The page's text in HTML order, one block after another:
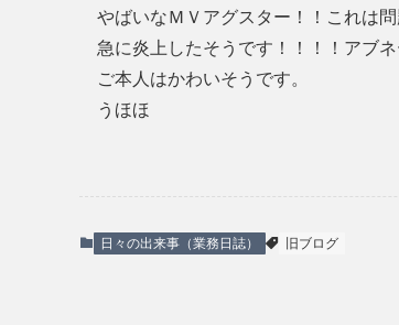
やばいなＭＶアグスター！！これは
急に炎上したそうです！！！！アブネ
ご本人はかわいそうです。
うほほ
日々の出来事（業務日誌） 旧ブログ